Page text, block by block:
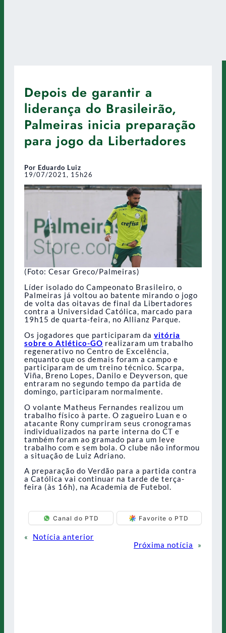
Depois de garantir a
liderança do Brasileirão,
Palmeiras inicia preparação
para jogo da Libertadores
Por Eduardo Luiz
19/07/2021, 15h26
(Foto: Cesar Greco/Palmeiras)
Líder isolado do Campeonato Brasileiro, o
Palmeiras já voltou ao batente mirando o jogo
de volta das oitavas de final da Libertadores
contra a Universidad Católica, marcado para
19h15 de quarta-feira, no Allianz Parque.
Os jogadores que participaram da vitória
sobre o Atlético-GO realizaram um trabalho
regenerativo no Centro de Excelência,
enquanto que os demais foram a campo e
participaram de um treino técnico. Scarpa,
Viña, Breno Lopes, Danilo e Deyverson, que
entraram no segundo tempo da partida de
domingo, participaram normalmente.
O volante Matheus Fernandes realizou um
trabalho físico à parte. O zagueiro Luan e o
atacante Rony cumpriram seus cronogramas
individualizados na parte interna do CT e
também foram ao gramado para um leve
trabalho com e sem bola. O clube não informou
a situação de Luiz Adriano.
A preparação do Verdão para a partida contra
a Católica vai continuar na tarde de terça-
feira (às 16h), na Academia de Futebol.
Canal do PTD Favorite o PTD
«
Notícia anterior
Próxima notícia
»